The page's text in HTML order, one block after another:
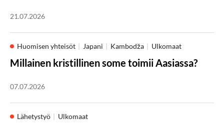
21.07.2026
Huomisen yhteisöt Japani Kambodža Ulkomaat
Millainen kristillinen some toimii Aasiassa?
07.07.2026
Lähetystyö Ulkomaat